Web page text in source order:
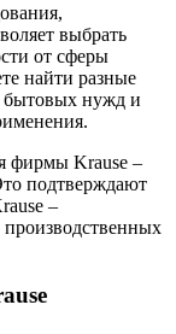
выбрать
от сферы
найти разные
бытовых нужд и
фирмы Krause –
подтверждают
–